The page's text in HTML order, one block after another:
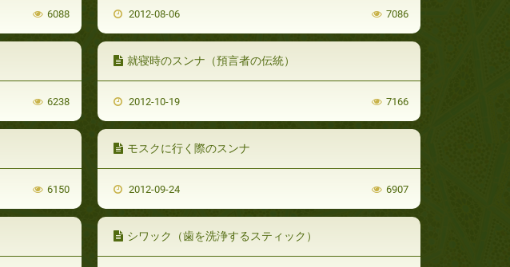
6088 2012-08-06 7086
6238
就寝時のスンナ（預言者の伝統）
2012-10-19 7166
6150
モスクに行く際のスンナ
2012-09-24 6907
シワック（歯を洗浄するスティック）